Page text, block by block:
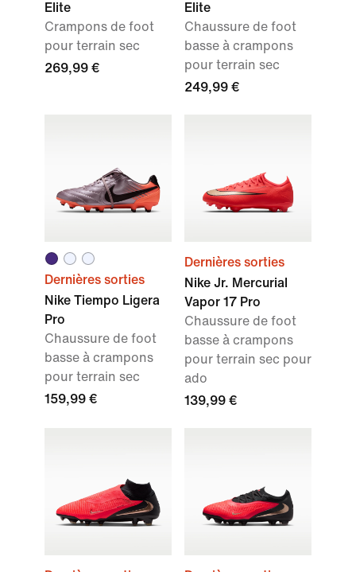
Elite
Crampons de foot
pour terrain sec
269,99 €
Elite
Chaussure de foot
basse à crampons
pour terrain sec
249,99 €
Dernières sorties
Nike Tiempo Ligera
Pro
Chaussure de foot
basse à crampons
pour terrain sec
159,99 €
Dernières sorties
Nike Jr. Mercurial
Vapor 17 Pro
Chaussure de foot
basse à crampons
pour terrain sec pour
ado
139,99 €